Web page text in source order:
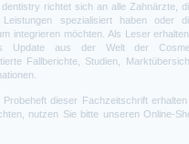
richtet sich an alle Zahnärzte,
Leistungen spezialisiert haben oder
integrieren möchten. Als Leser
Update aus der Welt der
Fallberichte, Studien,
Probeheft dieser Fachzeitschrift
nutzen Sie bitte unseren Online-